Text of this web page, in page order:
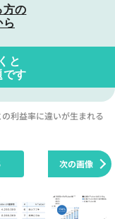
方の
と
です
利益率に違いが生まれる
次の画像